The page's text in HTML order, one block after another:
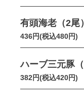
有頭海老（2尾）
436円(税込480円)
ハーブ三元豚（
382円(税込420円)